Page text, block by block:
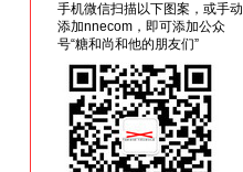
手机微信扫描以下图案，或手动
添加nnecom，即可添加公众
号“糖和尚和他的朋友们”